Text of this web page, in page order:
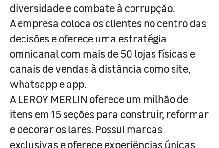
diversidade e combate à corrupção.
A empresa coloca os clientes no centro das
decisões e oferece uma estratégia
omnicanal com mais de 50 lojas físicas e
canais de vendas à distância como site,
whatsapp e app.
A LEROY MERLIN oferece um milhão de
itens em 15 seções para construir, reformar
e decorar os lares. Possui marcas
exclusivas e oferece experiências únicas